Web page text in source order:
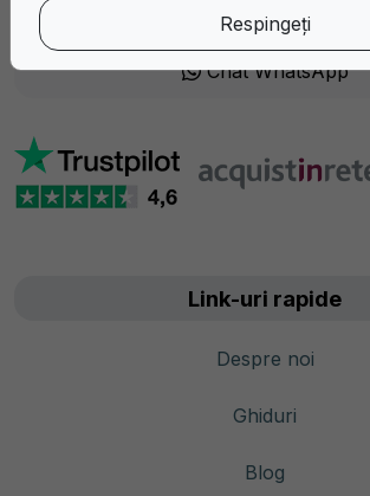
info@easypatch.ro
Chat WhatsApp
Link-uri rapide
Despre noi
Ghiduri
Blog
Respingeți